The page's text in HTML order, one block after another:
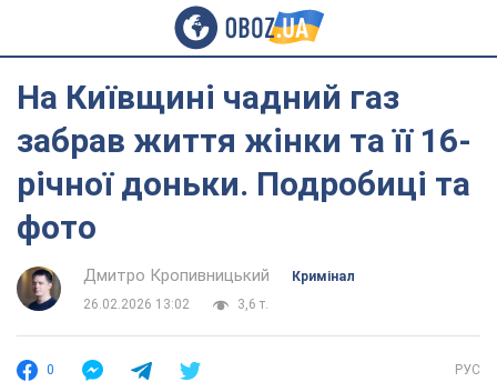
На Київщині чадний газ
забрав життя жінки та її 16-
річної доньки. Подробиці та
фото
Дмитро Кропивницький
Кримінал
26.02.2026 13:02
3,6 т.
0 РУС